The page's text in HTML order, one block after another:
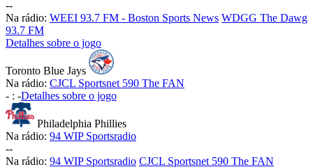
--
Na rádio: WEEI 93.7 FM - Boston Sports News WDGG The Dawg
93.7 FM
Detalhes sobre o jogo
Toronto Blue Jays
Na rádio: CJCL Sportsnet 590 The FAN
- : -Detalhes sobre o jogo
Philadelphia Phillies
Na rádio: 94 WIP Sportsradio
--
Na rádio: 94 WIP Sportsradio CJCL Sportsnet 590 The FAN